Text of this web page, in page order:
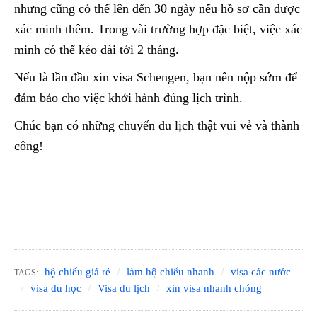
nhưng cũng có thể lên đến 30 ngày nếu hồ sơ cần được
xác minh thêm. Trong vài trường hợp đặc biệt, việc xác
minh có thể kéo dài tới 2 tháng.
Nếu là lần đầu xin visa Schengen, bạn nên nộp sớm để
đảm bảo cho việc khởi hành đúng lịch trình.
Chúc bạn có những chuyến du lịch thật vui vẻ và thành
công!
TAGS: hộ chiếu giá rẻ làm hộ chiếu nhanh
visa các nước
visa du học
Visa du lịch xin visa nhanh chóng